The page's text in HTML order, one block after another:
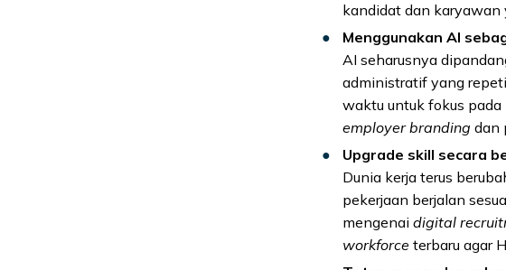
kandidat dan karyawan
Menggunakan AI
AI seharusnya
administratif yang
waktu untuk fokus
employer branding dan
Upgrade skill secara
Dunia kerja terus
pekerjaan berjalan
mengenai digital
workforce terbaru agar